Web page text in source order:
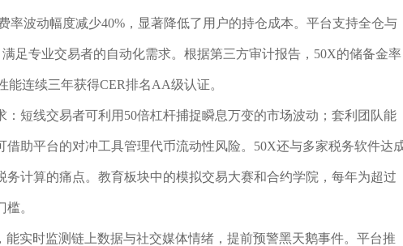
率波动幅度减少40%，显著降低了用户的持仓成本。平台支持全仓与
足专业交易者的自动化需求。根据第三方审计报告，50X的储备金率
能连续三年获得CER排名AA级认证。
短线交易者可利用50倍杠杆捕捉瞬息万变的市场波动；套利团队能
助平台的对冲工具管理代币流动性风险。50X还与多家税务软件达
计算的痛点。教育板块中的模拟交易大赛和合约学院，每年为超过
。
实时监测链上数据与社交媒体情绪，提前预警黑天鹅事件。平台推